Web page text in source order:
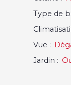
Type de
Vue :
Jardin :